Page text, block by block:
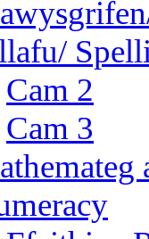
Cam 2
Cam 3